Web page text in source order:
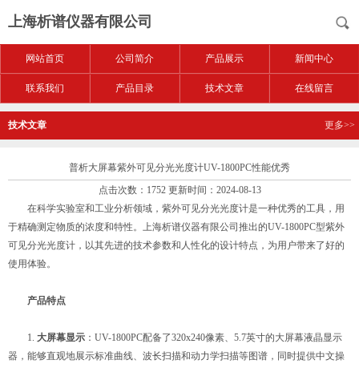
上海析谱仪器有限公司
网站首页 公司简介 产品展示 新闻中心
联系我们 产品目录 技术文章 在线留言
技术文章 更多>>
普析大屏幕紫外可见分光光度计UV-1800PC性能优秀
点击次数：1752 更新时间：2024-08-13
在科学实验室和工业分析领域，紫外可见分光光度计是一种优秀的工具，用
于精确测定物质的浓度和特性。上海析谱仪器有限公司推出的UV-1800PC型紫外
可见分光光度计，以其先进的技术参数和人性化的设计特点，为用户带来了好的
使用体验。
产品特点
1. 大屏幕显示 ：UV-1800PC配备了320x240像素、5.7英寸的大屏幕液晶显示
器，能够直观地展示标准曲线、波长扫描和动力学扫描等图谱，同时提供中文操